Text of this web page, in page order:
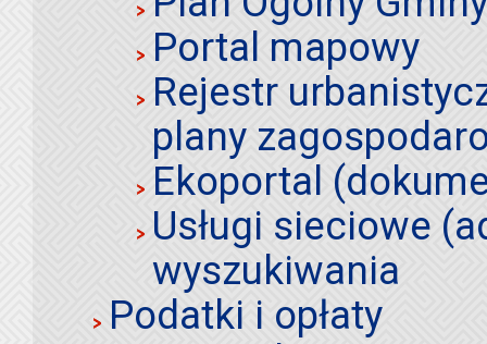
Portal mapowy
Rejestr
plany
Ekoportal
Usługi sieciowe
wyszukiwania
Podatki i opłaty